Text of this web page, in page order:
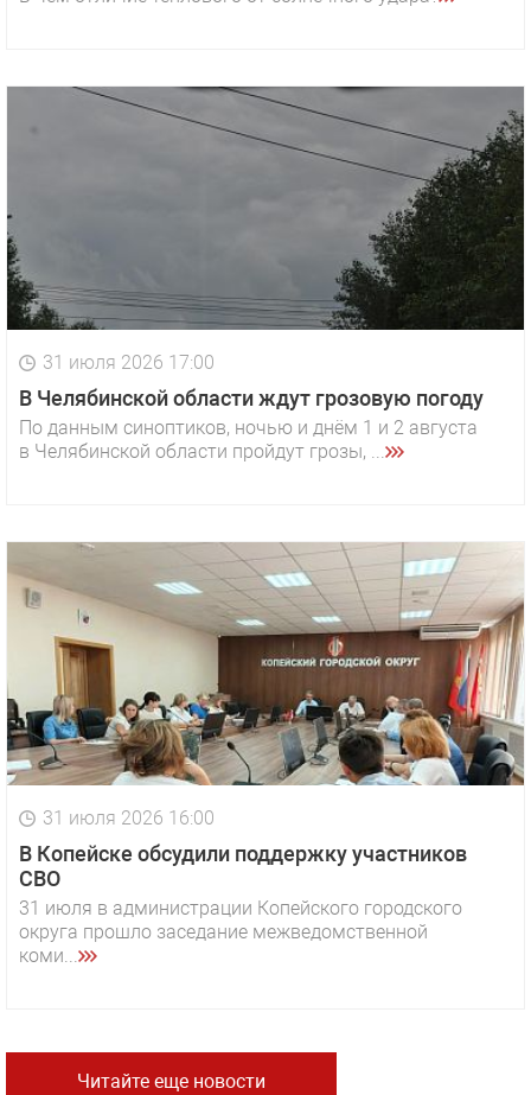
31 июля 2026 17:00
В Челябинской области ждут грозовую погоду
По данным синоптиков, ночью и днём 1 и 2 августа
в Челябинской области пройдут грозы, ...
31 июля 2026 16:00
В Копейске обсудили поддержку участников
СВО
31 июля в администрации Копейского городского
округа прошло заседание межведомственной
коми...
Читайте еще новости